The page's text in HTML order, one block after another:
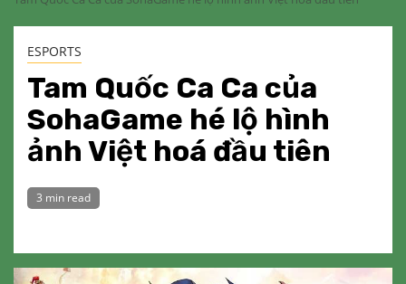
ESPORTS
Tam Quốc Ca Ca của
SohaGame hé lộ hình
ảnh Việt hoá đầu tiên
3 min read